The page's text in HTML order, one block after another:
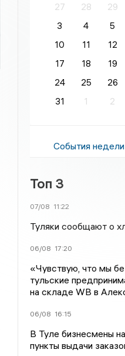
27
28 29
3
4 5
10
11 12
17
18 19
24
25 26
31
1 2
События недели
Топ 3
07/08 11:22
Туляки сообщают о
06/08 17:20
«Чувствую, что мы
тульские
на складе WB в
06/08 16:15
В Туле бизнесмены
пункты выдачи